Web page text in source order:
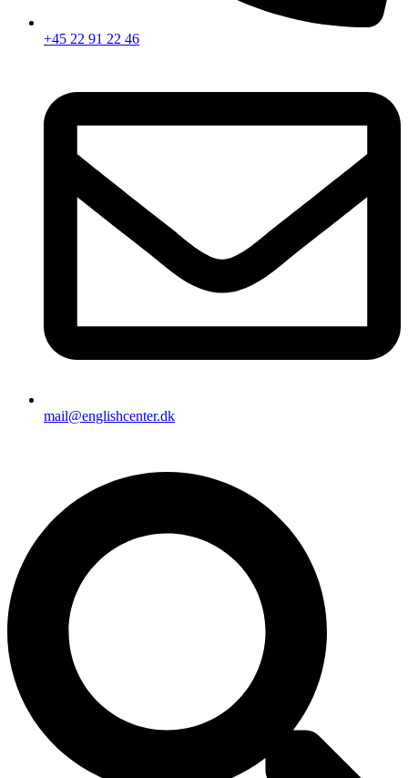
+45 22 91 22 46
mail@englishcenter.dk